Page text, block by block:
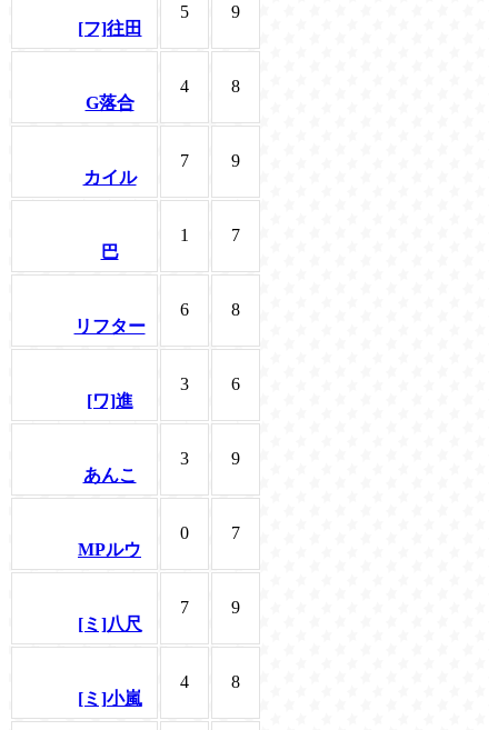
[フ]往田
5 9
G落合
4 8
カイル
7 9
巴
1 7
リフター
6 8
[ワ]進
3 6
あんこ
3 9
MPルウ
0 7
[ミ]八尺
7 9
[ミ]小嵐
4 8